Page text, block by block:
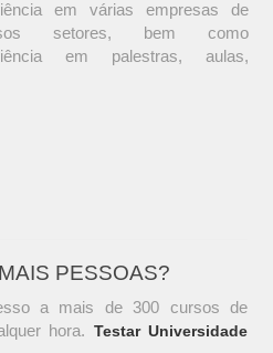
em várias empresas de
setores, bem como
em palestras, aulas,
PESSOAS?
a mais de 300 cursos de
hora. Testar Universidade